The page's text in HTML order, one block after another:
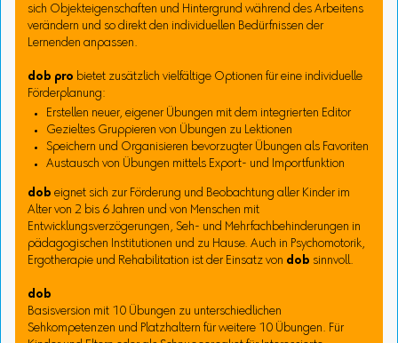
sich Objekteigenschaften und Hintergrund während des Arbeitens
verändern und so direkt den individuellen Bedürfnissen der
Lernenden anpassen.
dob pro bietet zusätzlich vielfältige Optionen für eine individuelle
Förderplanung:
Erstellen neuer, eigener Übungen mit dem integrierten Editor
Gezieltes Gruppieren von Übungen zu Lektionen
Speichern und Organisieren bevorzugter Übungen als Favoriten
Austausch von Übungen mittels Export- und Importfunktion
dob eignet sich zur Förderung und Beobachtung aller Kinder im
Alter von 2 bis 6 Jahren und von Menschen mit
Entwicklungsverzögerungen, Seh- und Mehrfachbehinderungen in
pädagogischen Institutionen und zu Hause. Auch in Psychomotorik,
Ergotherapie und Rehabilitation ist der Einsatz von dob sinnvoll.
dob
Basisversion mit 10 Übungen zu unterschiedlichen
Sehkompetenzen und Platzhaltern für weitere 10 Übungen. Für